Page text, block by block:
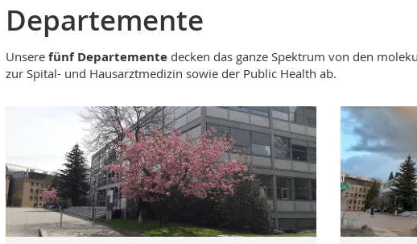
Departemente
Unsere fünf Departementedecken das ganze Spektrum von den
zur Spital- und Hausarztmedizin sowie der Public Health ab.